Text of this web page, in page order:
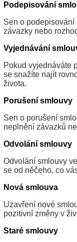
Podepisování
Sen o
závazky nebo
Vyjednávání
Pokud vyjednáváte
se snažíte najít
života.
Porušení smlouvy
Sen o porušení
neplnění závazků
Odvolání smlouvy
Odvolání smlouvy
se od něčeho, co
Nová smlouva
Uzavření nové
pozitivní změny v
Staré smlouvy